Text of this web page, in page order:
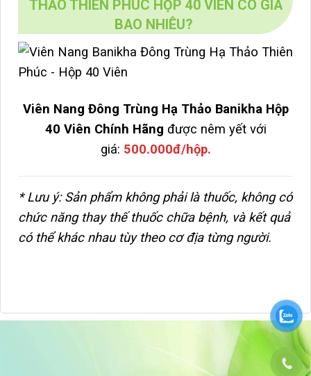
THẢO THIÊN PHÚC HỘP 40 VIÊN CÓ GIÁ
BAO NHIÊU?
Viên Nang Đông Trùng Hạ Thảo Banikha Hộp
40 Viên Chính Hãng được nêm yết với
giá: 500.000đ/hộp.
* Lưu ý: Sản phẩm không phải là thuốc, không có
chức năng thay thế thuốc chữa bệnh, và kết quả
có thể khác nhau tùy theo cơ địa từng người.